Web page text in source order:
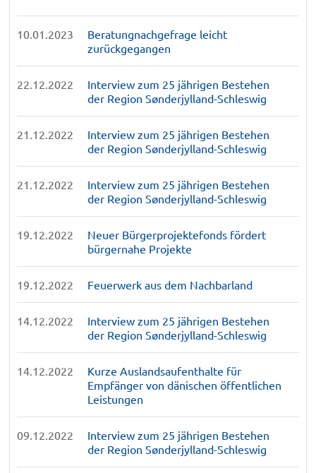
10.01.2023
Beratungnachgefrage leicht
zurückgegangen
22.12.2022
Interview zum 25 jährigen Bestehen
der Region Sønderjylland-Schleswig
21.12.2022
Interview zum 25 jährigen Bestehen
der Region Sønderjylland-Schleswig
21.12.2022
Interview zum 25 jährigen Bestehen
der Region Sønderjylland-Schleswig
19.12.2022
Neuer Bürgerprojektefonds fördert
bürgernahe Projekte
19.12.2022 Feuerwerk aus dem Nachbarland
14.12.2022
Interview zum 25 jährigen Bestehen
der Region Sønderjylland-Schleswig
14.12.2022
Kurze Auslandsaufenthalte für
Empfänger von dänischen öffentlichen
Leistungen
09.12.2022
Interview zum 25 jährigen Bestehen
der Region Sønderjylland-Schleswig